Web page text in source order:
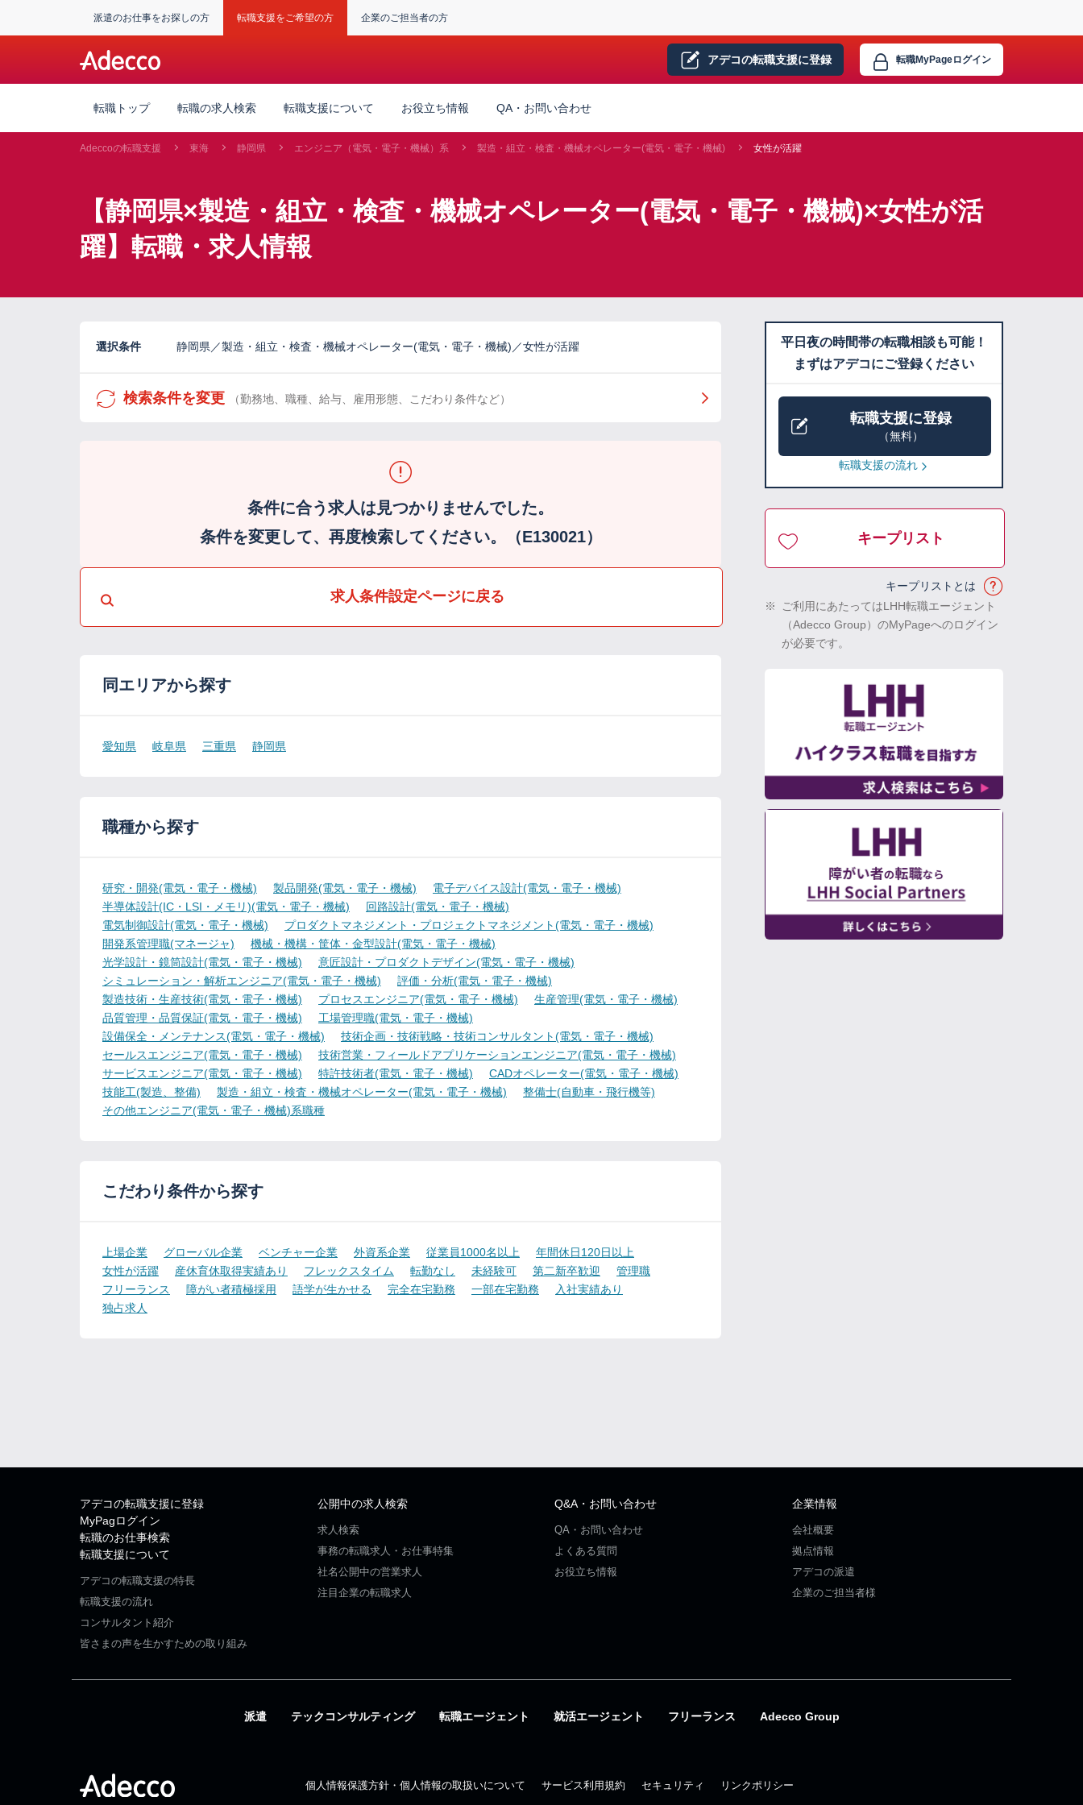
派遣のお仕事をお探しの方 転職支援をご希望の方 企業のご担当者の方
アデコの転職支援に登録 転職MyPageログイン
転職トップ 転職の求人検索 転職支援について お役立ち情報 QA・お問い合わせ
Adeccoの転職支援 東海 静岡県 エンジニア（電気・電子・機械）系 製造・組立・検査・機械オペレーター(電気・電子・機械) 女性が活躍
【静岡県×製造・組立・検査・機械オペレーター(電気・電子・機械)×女性が活
躍】転職・求人情報
選択条件 静岡県／製造・組立・検査・機械オペレーター(電気・電子・機械)／女性が活躍
検索条件を変更 （勤務地、職種、給与、雇用形態、こだわり条件など）
条件に合う求人は見つかりませんでした。
条件を変更して、再度検索してください。（E130021）
求人条件設定ページに戻る
同エリアから探す
愛知県 岐阜県 三重県 静岡県
職種から探す
研究・開発(電気・電子・機械) 製品開発(電気・電子・機械)
電子デバイス設計(電気・電子・機械)
半導体設計(IC・LSI・メモリ)(電気・電子・機械)
回路設計(電気・電子・機械)
電気制御設計(電気・電子・機械)
プロダクトマネジメント・プロジェクトマネジメント(電気・電子・機械)
開発系管理職(マネージャ)
機械・機構・筐体・金型設計(電気・電子・機械)
光学設計・鏡筒設計(電気・電子・機械)
意匠設計・プロダクトデザイン(電気・電子・機械)
シミュレーション・解析エンジニア(電気・電子・機械)
評価・分析(電気・電子・機械)
製造技術・生産技術(電気・電子・機械)
プロセスエンジニア(電気・電子・機械)
生産管理(電気・電子・機械)
品質管理・品質保証(電気・電子・機械)
工場管理職(電気・電子・機械)
設備保全・メンテナンス(電気・電子・機械)
技術企画・技術戦略・技術コンサルタント(電気・電子・機械)
セールスエンジニア(電気・電子・機械)
技術営業・フィールドアプリケーションエンジニア(電気・電子・機械)
サービスエンジニア(電気・電子・機械)
特許技術者(電気・電子・機械)
CADオペレーター(電気・電子・機械)
技能工(製造、整備)
製造・組立・検査・機械オペレーター(電気・電子・機械)
整備士(自動車・飛行機等)
その他エンジニア(電気・電子・機械)系職種
こだわり条件から探す
上場企業 グローバル企業 ベンチャー企業 外資系企業 従業員1000名以上
年間休日120日以上
女性が活躍
産休育休取得実績あり フレックスタイム 転勤なし 未経験可 第二新卒歓迎
管理職
フリーランス
障がい者積極採用 語学が生かせる 完全在宅勤務 一部在宅勤務
入社実績あり
独占求人
平日夜の時間帯の転職相談も可能！
まずはアデコにご登録ください
転職支援に登録
（無料）
転職支援の流れ
キープリスト
キープリストとは
※
ご利用にあたってはLHH転職エージェント
（Adecco Group）のMyPageへのログイン
が必要です。
アデコの転職支援に登録
MyPagログイン
転職のお仕事検索
転職支援について
アデコの転職支援の特長
転職支援の流れ
コンサルタント紹介
皆さまの声を生かすための取り組み
公開中の求人検索
求人検索
事務の転職求人・お仕事特集
社名公開中の営業求人
注目企業の転職求人
Q&A・お問い合わせ
QA・お問い合わせ
よくある質問
お役立ち情報
企業情報
会社概要
拠点情報
アデコの派遣
企業のご担当者様
派遣 テックコンサルティング 転職エージェント 就活エージェント フリーランス Adecco Group
個人情報保護方針・個人情報の取扱いについて サービス利用規約 セキュリティ リンクポリシー